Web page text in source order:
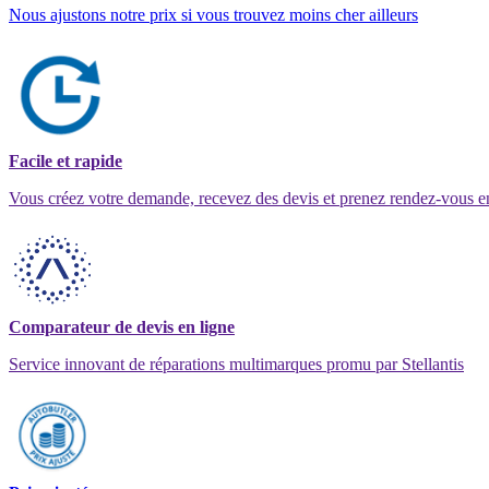
Nous ajustons notre prix si vous trouvez moins cher ailleurs
Facile et rapide
Vous créez votre demande, recevez des devis et prenez rendez-vous
Comparateur de devis en ligne
Service innovant de réparations multimarques promu par Stellantis